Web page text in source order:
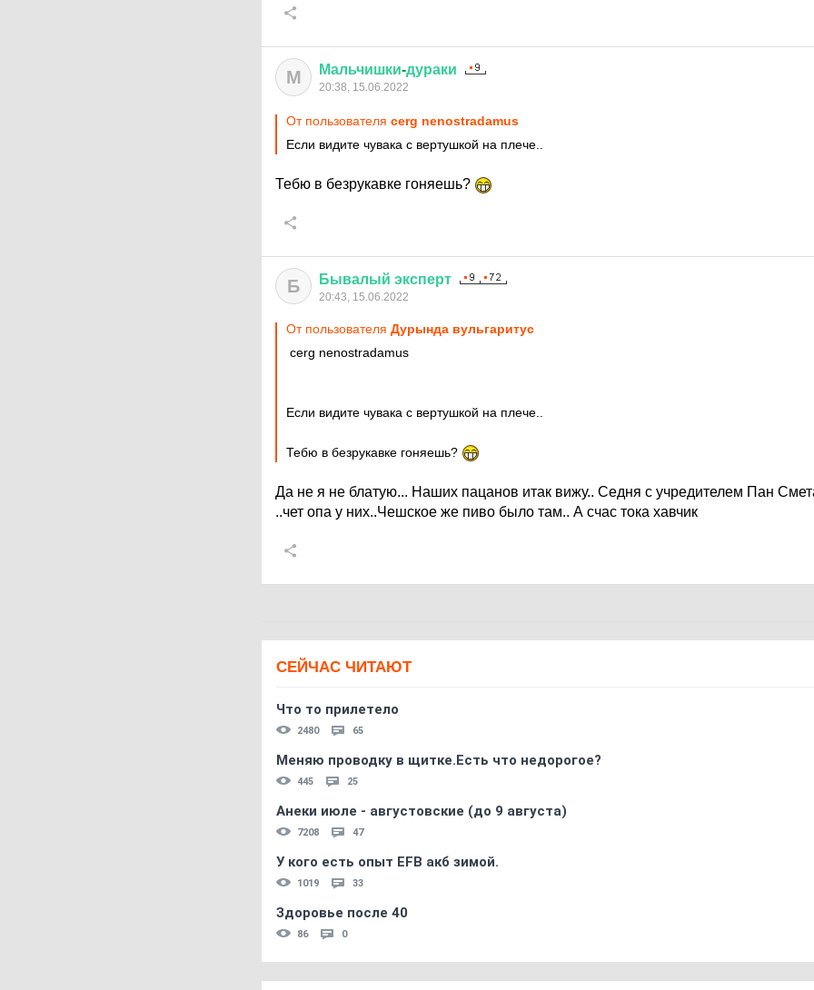
М Мальчишки-дураки
20:38, 15.06.2022
От пользователя cerg nenostradamus
Если видите чувака с вертушкой на плече..
Тебю в безрукавке гоняешь?
Б Бывалый эксперт
20:43, 15.06.2022
От пользователя Дурында вульгаритус
cerg nenostradamus
Если видите чувака с вертушкой на плече..
Тебю в безрукавке гоняешь?
Да не я не блатую... Наших пацанов итак вижу.. Седня с учредителем Пан
..чет опа у них..Чешское же пиво было там.. А счас тока хавчик
СЕЙЧАС ЧИТАЮТ
Что то прилетело
2480 65
Меняю проводку в щитке.Есть что недорогое?
445 25
Анеки июле - августовские (до 9 августа)
7208 47
У кого есть опыт EFB акб зимой.
1019 33
Здоровье после 40
86 0